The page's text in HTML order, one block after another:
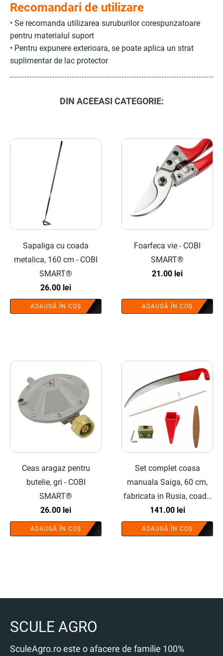
Recomandari de utilizare
• Se recomanda utilizarea suruburilor corespunzatoare
pentru materialul suport
• Pentru expunere exterioara, se poate aplica un strat
suplimentar de lac protector
DIN ACEEASI CATEGORIE:
Sapaliga cu coada
metalica, 160 cm - COBI
SMART®
26.00 lei
ADAUGĂ ÎN COȘ
Foarfeca vie - COBI
SMART®
21.00 lei
ADAUGĂ ÎN COȘ
Ceas aragaz pentru
butelie, gri - COBI
SMART®
26.00 lei
ADAUGĂ ÎN COȘ
Set complet coasa
manuala Saiga, 60 cm,
fabricata in Rusia, coada
lemn 190 cm, inel fixare,
piatra ascutit si teaca -
COBI SMART®
141.00 lei
ADAUGĂ ÎN COȘ
SCULE AGRO
SculeAgro.ro este o afacere de familie 100%